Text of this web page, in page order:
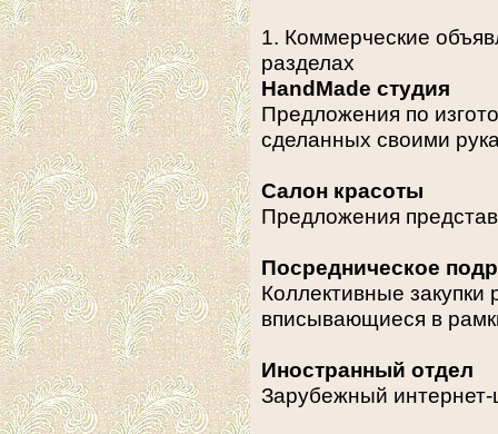
1. Коммерческие
разделах
HandMade студия
Предложения по
сделанных своими
Салон красоты
Предложения
Посредническое
Коллективные
вписывающиеся в
Иностранный отдел
Зарубежный интернет-